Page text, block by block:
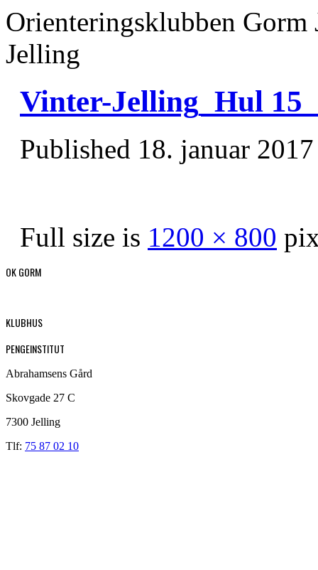
Orienteringsklubben
Jelling
Vinter-Jelling_Hul
Published 18. januar 2017
Full size is 1200 × 800
OK GORM
KLUBHUS
PENGEINSTITUT
Abrahamsens Gård
Skovgade 27 C
7300 Jelling
Tlf: 75 87 02 10